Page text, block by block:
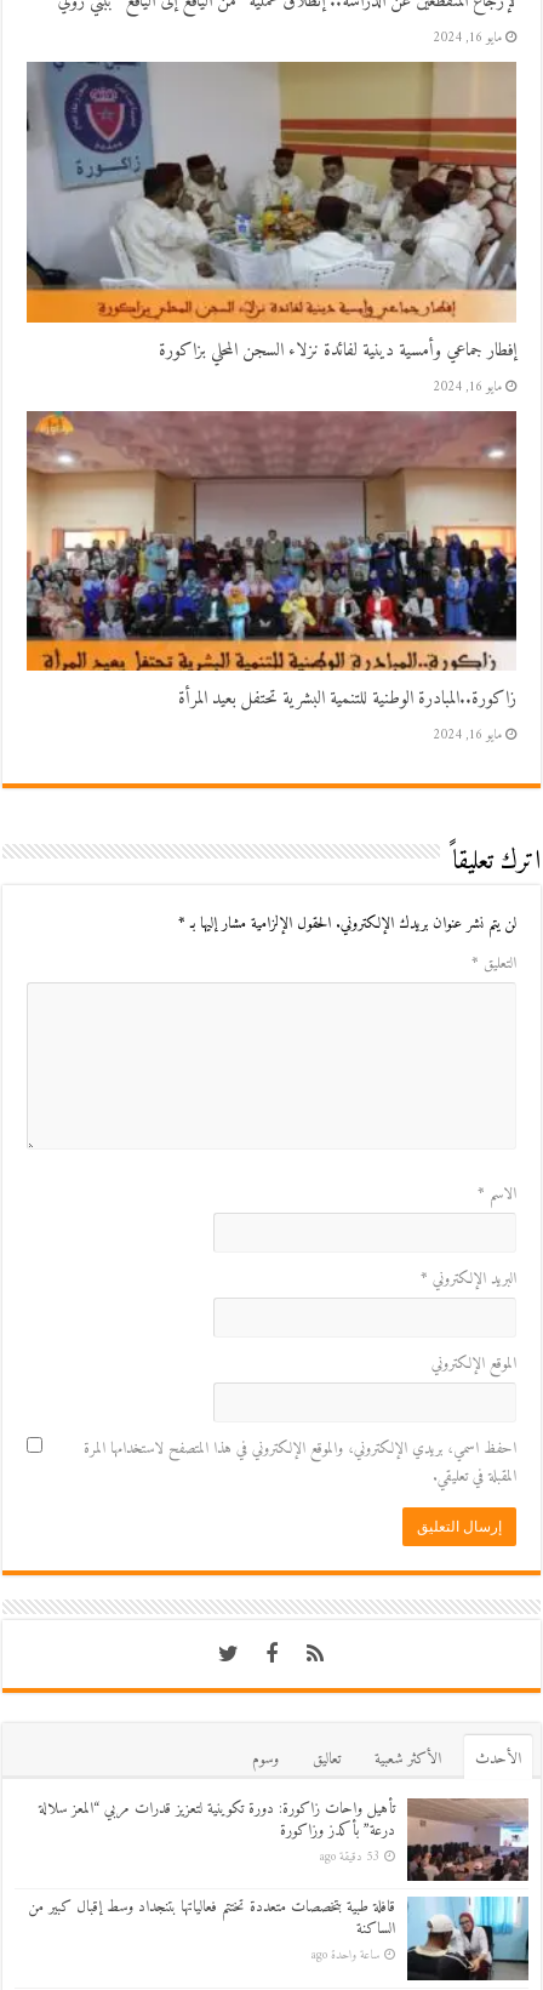
مايو 16, 2024
إفطار جماعي وأمسية دينية لفائدة نزلاء السجن المحلي بزاكورة
مايو 16, 2024
زاكورة..المبادرة الوطنية للتنمية البشرية تحتفل بعيد المرأة
مايو 16, 2024
اترك تعليقاً
لن يتم نشر عنوان بريدك الإلكتروني. الحقول الإلزامية مشار إليها بـ*
التعليق *
الاسم *
البريد الإلكتروني *
الموقع الإلكتروني
احفظ اسمي، بريدي الإلكتروني، والموقع الإلكتروني في هذا المتصفح لاستخدامها المرة
المقبلة في تعليقي.
اﻷحدث اﻷكثر شعبية تعاليق
وسوم
تأهيل واحات زاكورة: دورة تكوينية لتعزيز قدرات مربي “المعز سلالة
درعة” بأكدز وزاكورة
53 دقيقة ago
قافلة طبية بتخصصات متعددة تختتم فعالياتها بتنجداد وسط إقبال كبير من
الساكنة
ساعة واحدة ago